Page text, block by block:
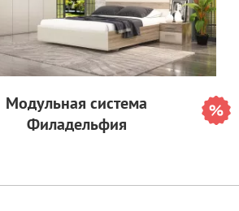
Модульная система
Филадельфия